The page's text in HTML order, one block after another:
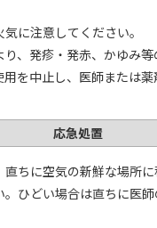
に注意してください。
、発疹・発赤、かゆみ等
用を中止し、医師または
応急処置
直ちに空気の新鮮な場所
。ひどい場合は直ちに医